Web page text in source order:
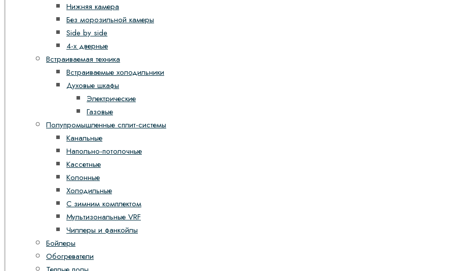
Нижняя камера
Без морозильной камеры
Side by side
4-х дверные
Встраиваемая техника
Встраиваемые холодильники
Духовые шкафы
Электрические
Газовые
Полупромышленные сплит-системы
Канальные
Напольно-потолочные
Кассетные
Колонные
Холодильные
С зимним комплектом
Мультизональные VRF
Чиллеры и фанкойлы
Бойлеры
Обогреватели